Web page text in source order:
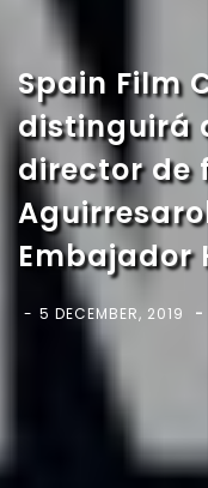
Spain Film
distinguirá
director de
Embajador
5 DECEMBER, 2019